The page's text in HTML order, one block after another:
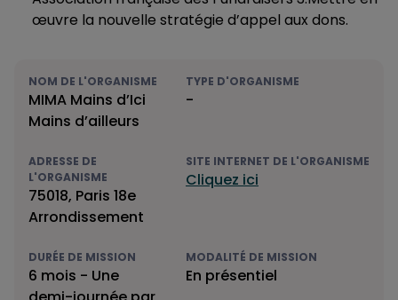
œuvre la nouvelle stratégie d’appel aux dons.
NOM DE L'ORGANISME
MIMA Mains d’Ici
Mains d’ailleurs
TYPE D'ORGANISME
-
ADRESSE DE
L'ORGANISME
75018, Paris 18e
Arrondissement
SITE INTERNET DE L'ORGANISME
Cliquez ici
DURÉE DE MISSION
6 mois - Une
MODALITÉ DE MISSION
En présentiel